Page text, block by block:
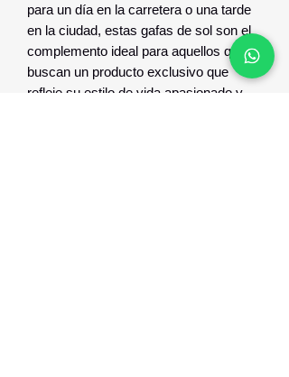
para un día en la carretera o una tarde
en la ciudad, estas gafas de sol son el
complemento ideal para aquellos que
buscan un producto exclusivo que
refleje su estilo de vida apasionado y